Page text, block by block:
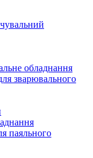
обладнання
зварювального
паяльного